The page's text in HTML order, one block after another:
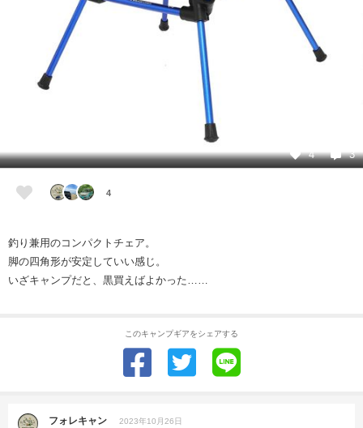
4 3
4
釣り兼用のコンパクトチェア。
脚の四角形が安定していい感じ。
いざキャンプだと、黒買えばよかった……
このキャンプギアをシェアする
フォレキャン 2023年10月26日